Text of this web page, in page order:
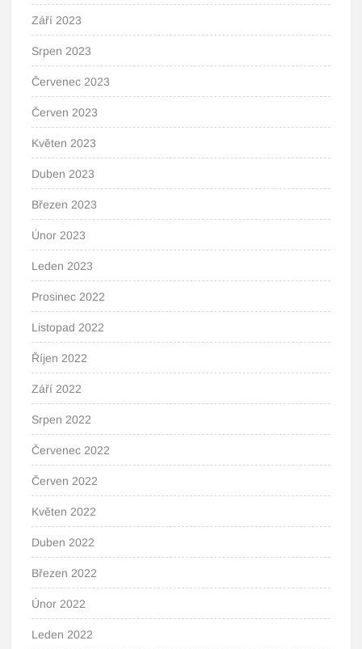
Září 2023
Srpen 2023
Červenec 2023
Červen 2023
Květen 2023
Duben 2023
Březen 2023
Únor 2023
Leden 2023
Prosinec 2022
Listopad 2022
Říjen 2022
Září 2022
Srpen 2022
Červenec 2022
Červen 2022
Květen 2022
Duben 2022
Březen 2022
Únor 2022
Leden 2022